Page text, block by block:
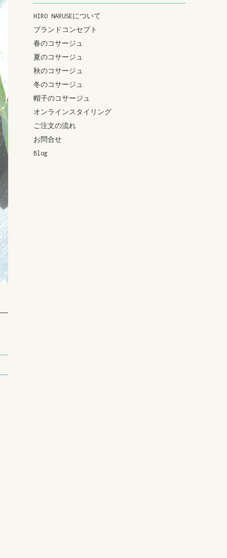
HIRO NARUSEについて
ブランドコンセプト
春のコサージュ
夏のコサージュ
秋のコサージュ
冬のコサージュ
帽子のコサージュ
オンラインスタイリング
ご注文の流れ
お問合せ
Blog